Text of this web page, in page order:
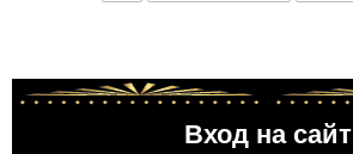
Вход на сайт